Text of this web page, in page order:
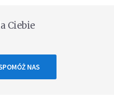
Ciebie
NAS